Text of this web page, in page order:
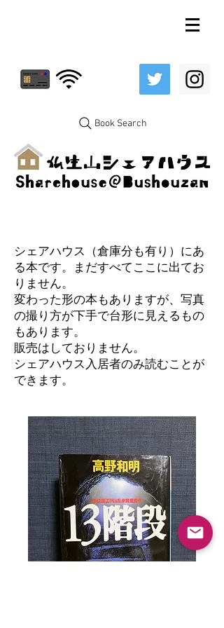
Book Search
シェアハウス（倉庫分も有り）にあ
る本です。まだすべてここに出てお
りません。
変わった形の本もありますが、写真
の撮り方が下手で台形に見えるもの
もあります。
​販売はしておりません。
シェアハウス入居者のみ読むことが
できます。